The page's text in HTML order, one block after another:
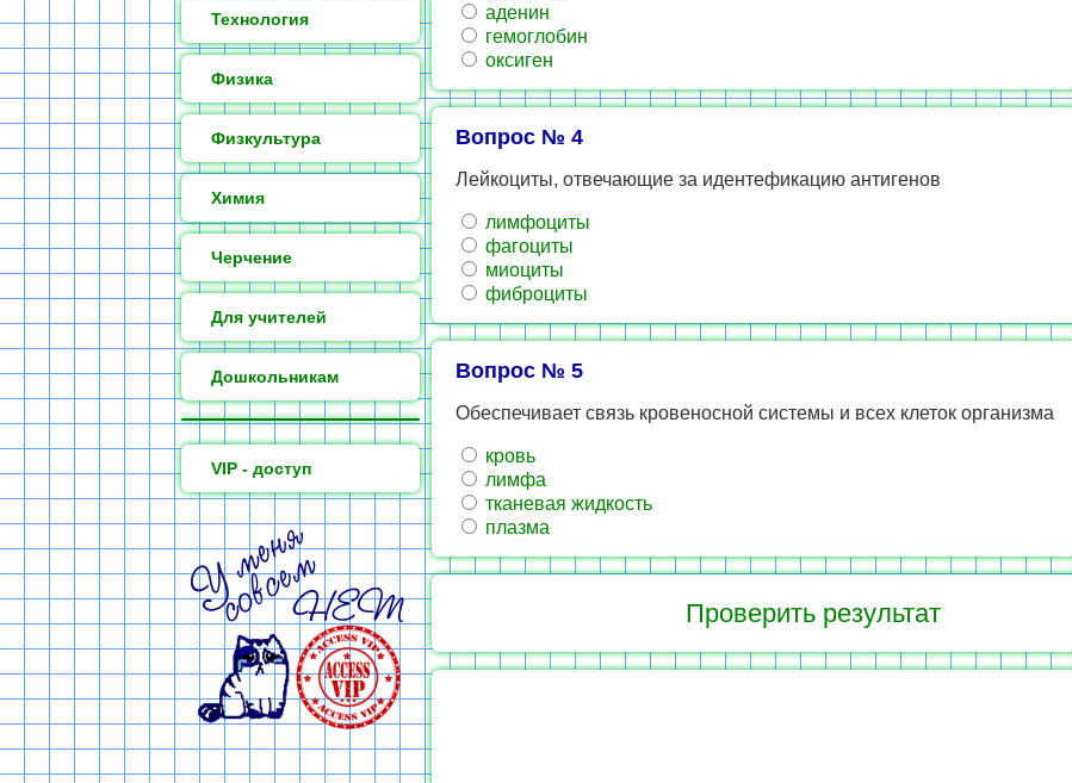
Технология
Физика
Физкультура
Химия
Черчение
Для учителей
Дошкольникам
VIP - доступ
аденин
гемоглобин
оксиген
Вопрос № 4
Лейкоциты, отвечающие за идентефикацию антигенов
лимфоциты
фагоциты
миоциты
фиброциты
Вопрос № 5
Обеспечивает связь кровеносной системы и всех клеток организма
кровь
лимфа
тканевая жидкость
плазма